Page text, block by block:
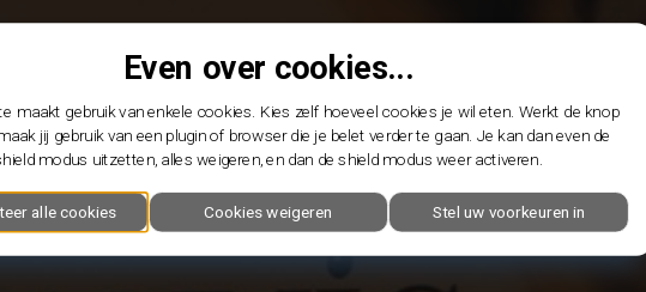
Even over cookies...
maakt gebruik van enkele cookies. Kies zelf hoeveel cookies je wil eten. Werkt de knop
jij gebruik van een plugin of browser die je belet verder te gaan. Je kan dan even de
modus uitzetten, alles weigeren, en dan de shield modus weer activeren.
alle cookies Cookies weigeren Stel uw voorkeuren in